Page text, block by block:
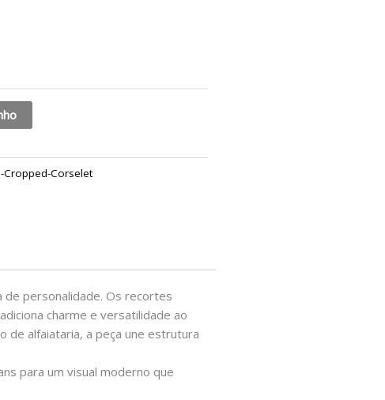
Cropped-Corselet
de personalidade. Os recortes
charme e versatilidade ao
de alfaiataria, a peça une estrutura
para um visual moderno que